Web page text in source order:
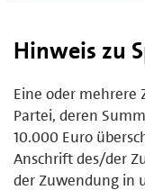
Hinweis zu
Eine oder mehrere
Partei, deren
10.000 Euro
Anschrift des/der
der Zuwendung in